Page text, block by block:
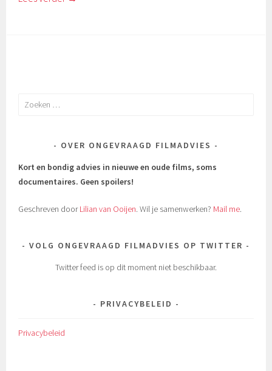
Zoeken
OVER ONGEVRAAGD FILMADVIES
Kort en bondig advies in nieuwe en oude films, soms
documentaires. Geen spoilers!
Geschreven doorLilian van Ooijen. Wil je samenwerken? Mail me.
VOLG ONGEVRAAGD FILMADVIES OP TWITTER
Twitter feed is op dit moment niet beschikbaar.
PRIVACYBELEID
Privacybeleid